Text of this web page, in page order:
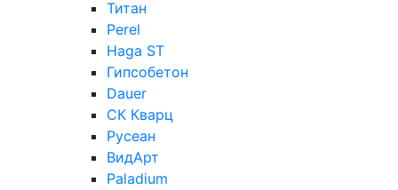
Титан
Perel
Haga ST
Гипсобетон
Dauer
СК Кварц
Русеан
ВидАрт
Paladium